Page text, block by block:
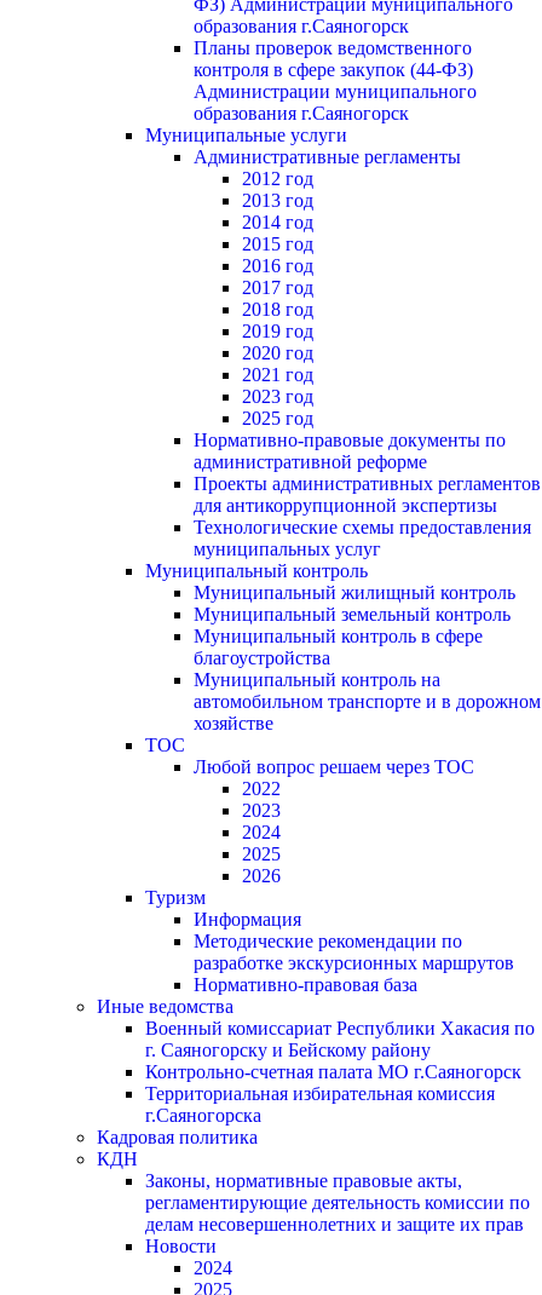
ФЗ) Администрации муниципального
образования г.Саяногорск
Планы проверок ведомственного
контроля в сфере закупок (44-ФЗ)
Администрации муниципального
образования г.Саяногорск
Муниципальные услуги
Административные регламенты
2012 год
2013 год
2014 год
2015 год
2016 год
2017 год
2018 год
2019 год
2020 год
2021 год
2023 год
2025 год
Нормативно-правовые документы по
административной реформе
Проекты административных регламентов
для антикоррупционной экспертизы
Технологические схемы предоставления
муниципальных услуг
Муниципальный контроль
Муниципальный жилищный контроль
Муниципальный земельный контроль
Муниципальный контроль в сфере
благоустройства
Муниципальный контроль на
автомобильном транспорте и в дорожном
хозяйстве
ТОС
Любой вопрос решаем через ТОС
2022
2023
2024
2025
2026
Туризм
Информация
Методические рекомендации по
разработке экскурсионных маршрутов
Нормативно-правовая база
Иные ведомства
Военный комиссариат Республики Хакасия по
г. Саяногорску и Бейскому району
Контрольно-счетная палата МО г.Саяногорск
Территориальная избирательная комиссия
г.Саяногорска
Кадровая политика
КДН
Законы, нормативные правовые акты,
регламентирующие деятельность комиссии по
делам несовершеннолетних и защите их прав
Новости
2024
2025